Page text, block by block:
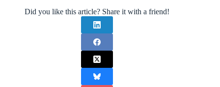
Did you like this article? Share it with a friend!